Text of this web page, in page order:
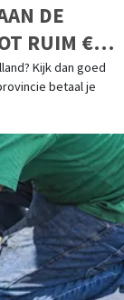
DE
RUIM €
Kijk dan goed
betaal je